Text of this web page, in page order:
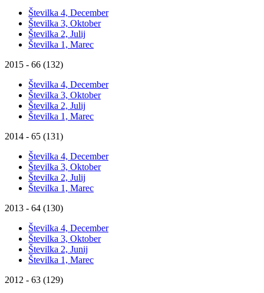
Številka 4, December
Številka 3, Oktober
Številka 2, Julij
Številka 1, Marec
2015 - 66 (132)
Številka 4, December
Številka 3, Oktober
Številka 2, Julij
Številka 1, Marec
2014 - 65 (131)
Številka 4, December
Številka 3, Oktober
Številka 2, Julij
Številka 1, Marec
2013 - 64 (130)
Številka 4, December
Številka 3, Oktober
Številka 2, Junij
Številka 1, Marec
2012 - 63 (129)